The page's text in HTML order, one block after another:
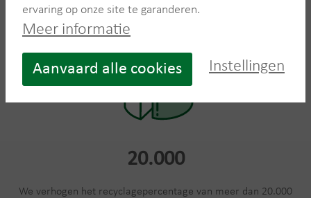
jaarlijks energieverbruik van 21.000 gezinnen
20.000
We verhogen het recyclagepercentage van meer dan 20.000
ervaring op onze site te garanderen.
Meer informatie
Aanvaard alle cookies Instellingen